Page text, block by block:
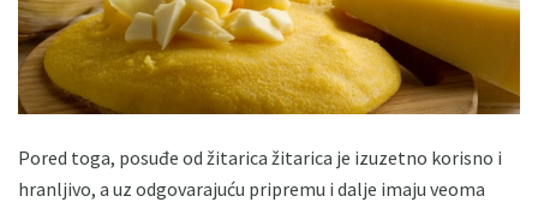
Pored toga, posuđe od žitarica žitarica je izuzetno korisno i
hranljivo, a uz odgovarajuću pripremu i dalje imaju veoma